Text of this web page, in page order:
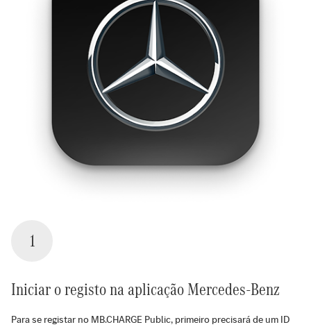
1
Iniciar o registo na aplicação Mercedes-Benz
Para se registar no MB.CHARGE Public, primeiro precisará de um ID